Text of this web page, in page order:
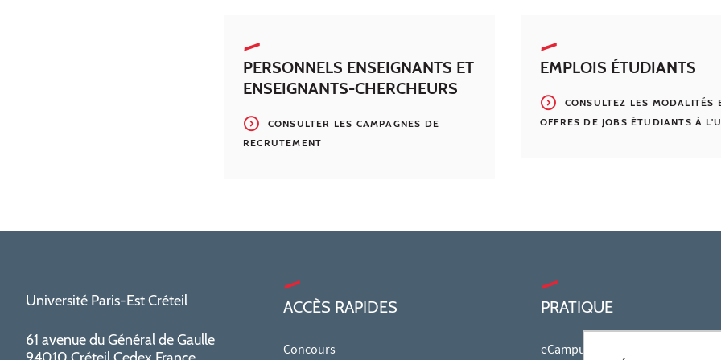
PERSONNELS ENSEIGNANTS ET
ENSEIGNANTS-CHERCHEURS
CONSULTER LES CAMPAGNES DE
RECRUTEMENT
EMPLOIS ÉTUDIANTS
CONSULTEZ LES MODALITÉS
OFFRES DE JOBS ÉTUDIANTS À
Université Paris-Est Créteil
61 avenue du Général de Gaulle
ACCÈS RAPIDES
Concours
PRATIQUE
eCampus